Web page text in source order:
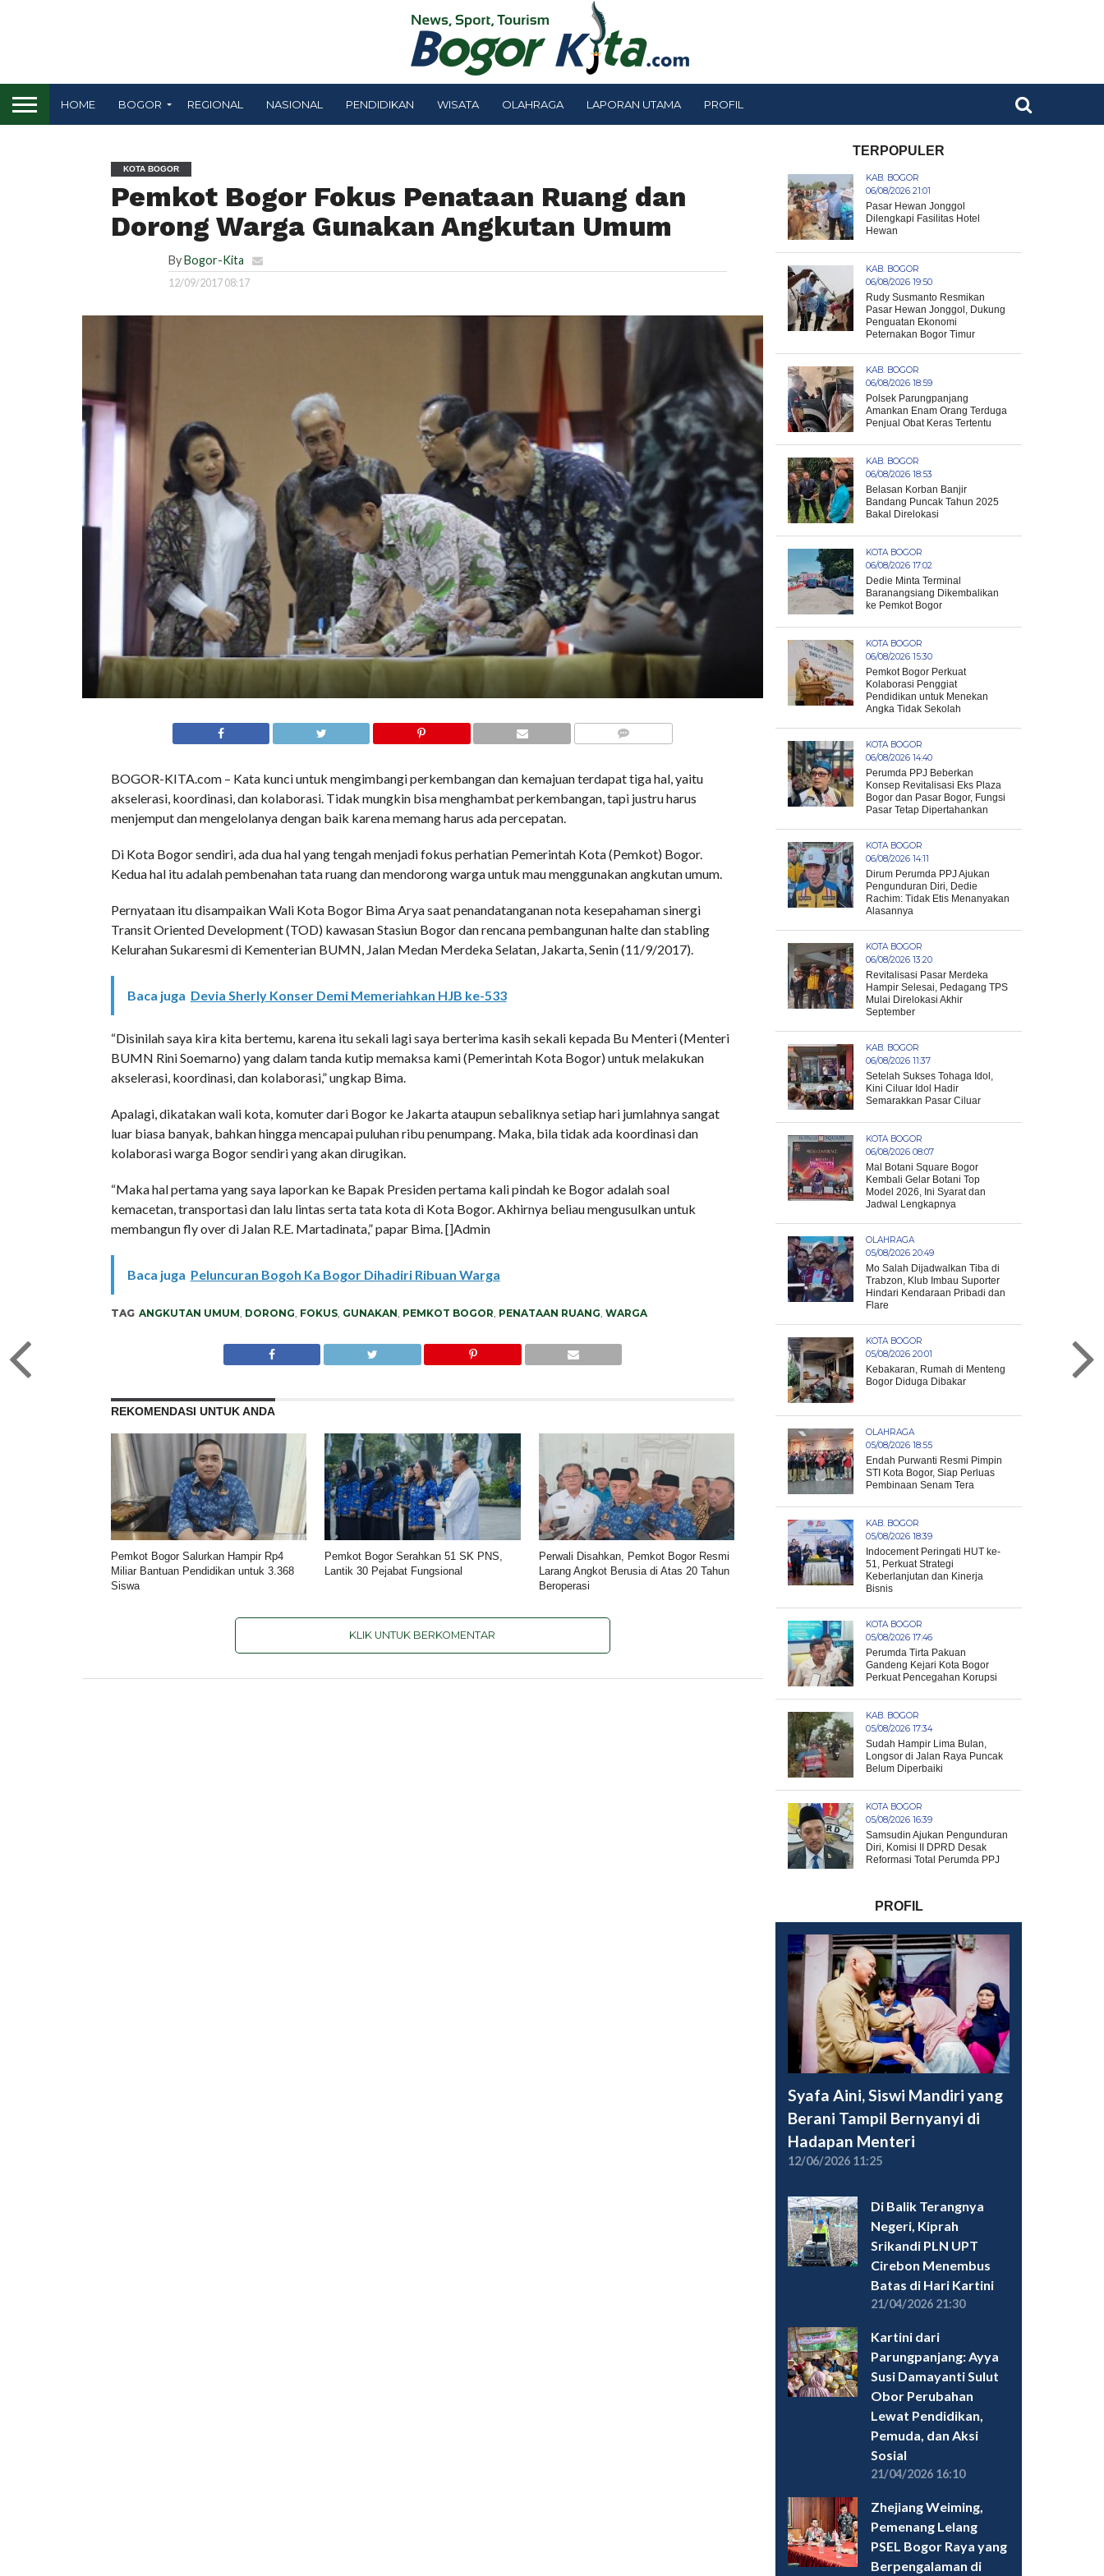
HOME BOGOR REGIONAL NASIONAL PENDIDIKAN WISATA OLAHRAGA LAPORAN UTAMA PROFIL
KOTA BOGOR
Pemkot Bogor Fokus Penataan Ruang dan
Dorong Warga Gunakan Angkutan Umum
ByBogor-Kita
12/09/2017 08:17
BOGOR-KITA.com – Kata kunci untuk mengimbangi perkembangan dan kemajuan terdapat tiga hal, yaitu
akselerasi, koordinasi, dan kolaborasi. Tidak mungkin bisa menghambat perkembangan, tapi justru harus
menjemput dan mengelolanya dengan baik karena memang harus ada percepatan.
Di Kota Bogor sendiri, ada dua hal yang tengah menjadi fokus perhatian Pemerintah Kota (Pemkot) Bogor.
Kedua hal itu adalah pembenahan tata ruang dan mendorong warga untuk mau menggunakan angkutan umum.
Pernyataan itu disampaikan Wali Kota Bogor Bima Arya saat penandatanganan nota kesepahaman sinergi
Transit Oriented Development (TOD) kawasan Stasiun Bogor dan rencana pembangunan halte dan stabling
Kelurahan Sukaresmi di Kementerian BUMN, Jalan Medan Merdeka Selatan, Jakarta, Senin (11/9/2017).
Baca juga Devia Sherly Konser Demi Memeriahkan HJB ke-533
“Disinilah saya kira kita bertemu, karena itu sekali lagi saya berterima kasih sekali kepada Bu Menteri (Menteri
BUMN Rini Soemarno) yang dalam tanda kutip memaksa kami (Pemerintah Kota Bogor) untuk melakukan
akselerasi, koordinasi, dan kolaborasi,” ungkap Bima.
Apalagi, dikatakan wali kota, komuter dari Bogor ke Jakarta ataupun sebaliknya setiap hari jumlahnya sangat
luar biasa banyak, bahkan hingga mencapai puluhan ribu penumpang. Maka, bila tidak ada koordinasi dan
kolaborasi warga Bogor sendiri yang akan dirugikan.
“Maka hal pertama yang saya laporkan ke Bapak Presiden pertama kali pindah ke Bogor adalah soal
kemacetan, transportasi dan lalu lintas serta tata kota di Kota Bogor. Akhirnya beliau mengusulkan untuk
membangun fly over di Jalan R.E. Martadinata,” papar Bima. []Admin
Baca juga Peluncuran Bogoh Ka Bogor Dihadiri Ribuan Warga
TAG ANGKUTAN UMUM DORONG FOKUS, GUNAKAN PEMKOT BOGOR PENATAAN RUANG WARGA
REKOMENDASI UNTUK ANDA
Pemkot Bogor Salurkan Hampir Rp4
Miliar Bantuan Pendidikan untuk 3.368
Siswa
Pemkot Bogor Serahkan 51 SK PNS,
Lantik 30 Pejabat Fungsional
Perwali Disahkan, Pemkot Bogor Resmi
Larang Angkot Berusia di Atas 20 Tahun
Beroperasi
KLIK UNTUK BERKOMENTAR
TERPOPULER
KAB. BOGOR
06/08/2026 21:01
Pasar Hewan Jonggol
Dilengkapi Fasilitas Hotel
Hewan
KAB. BOGOR
06/08/2026 19:50
Rudy Susmanto Resmikan
Pasar Hewan Jonggol, Dukung
Penguatan Ekonomi
Peternakan Bogor Timur
KAB. BOGOR
06/08/2026 18:59
Polsek Parungpanjang
Amankan Enam Orang Terduga
Penjual Obat Keras Tertentu
KAB. BOGOR
06/08/2026 18:53
Belasan Korban Banjir
Bandang Puncak Tahun 2025
Bakal Direlokasi
KOTA BOGOR
06/08/2026 17:02
Dedie Minta Terminal
Baranangsiang Dikembalikan
ke Pemkot Bogor
KOTA BOGOR
06/08/2026 15:30
Pemkot Bogor Perkuat
Kolaborasi Penggiat
Pendidikan untuk Menekan
Angka Tidak Sekolah
KOTA BOGOR
06/08/2026 14:40
Perumda PPJ Beberkan
Konsep Revitalisasi Eks Plaza
Bogor dan Pasar Bogor, Fungsi
Pasar Tetap Dipertahankan
KOTA BOGOR
06/08/2026 14:11
Dirum Perumda PPJ Ajukan
Pengunduran Diri, Dedie
Rachim: Tidak Etis Menanyakan
Alasannya
KOTA BOGOR
06/08/2026 13:20
Revitalisasi Pasar Merdeka
Hampir Selesai, Pedagang TPS
Mulai Direlokasi Akhir
September
KAB. BOGOR
06/08/2026 11:37
Setelah Sukses Tohaga Idol,
Kini Ciluar Idol Hadir
Semarakkan Pasar Ciluar
KOTA BOGOR
06/08/2026 08:07
Mal Botani Square Bogor
Kembali Gelar Botani Top
Model 2026, Ini Syarat dan
Jadwal Lengkapnya
OLAHRAGA
05/08/2026 20:49
Mo Salah Dijadwalkan Tiba di
Trabzon, Klub Imbau Suporter
Hindari Kendaraan Pribadi dan
Flare
KOTA BOGOR
05/08/2026 20:01
Kebakaran, Rumah di Menteng
Bogor Diduga Dibakar
OLAHRAGA
05/08/2026 18:55
Endah Purwanti Resmi Pimpin
STI Kota Bogor, Siap Perluas
Pembinaan Senam Tera
KAB. BOGOR
05/08/2026 18:39
Indocement Peringati HUT ke-
51, Perkuat Strategi
Keberlanjutan dan Kinerja
Bisnis
KOTA BOGOR
05/08/2026 17:46
Perumda Tirta Pakuan
Gandeng Kejari Kota Bogor
Perkuat Pencegahan Korupsi
KAB. BOGOR
05/08/2026 17:34
Sudah Hampir Lima Bulan,
Longsor di Jalan Raya Puncak
Belum Diperbaiki
KOTA BOGOR
05/08/2026 16:39
Samsudin Ajukan Pengunduran
Diri, Komisi II DPRD Desak
Reformasi Total Perumda PPJ
PROFIL
Syafa Aini, Siswi Mandiri yang
Berani Tampil Bernyanyi di
Hadapan Menteri
12/06/2026 11:25
Di Balik Terangnya
Negeri, Kiprah
Srikandi PLN UPT
Cirebon Menembus
Batas di Hari Kartini
21/04/2026 21:30
Kartini dari
Parungpanjang: Ayya
Susi Damayanti Sulut
Obor Perubahan
Lewat Pendidikan,
Pemuda, dan Aksi
Sosial
21/04/2026 16:10
Zhejiang Weiming,
Pemenang Lelang
PSEL Bogor Raya yang
Berpengalaman di